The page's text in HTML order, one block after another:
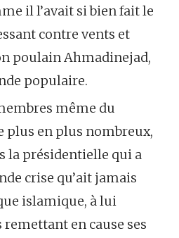
il l’avait si bien fait le
contre vents et
poulain Ahmadinejad,
populaire.
même du
plus en plus nombreux,
la présidentielle qui a
crise qu’ait jamais
islamique, à lui
en cause ses